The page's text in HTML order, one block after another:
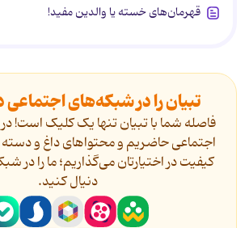
قهرمان‌های خسته یا والدین مفید!
تبیان را در شبکه‌های اجتماعی
فاصله شما با تبیان تنها یک کلیک است!
اجتماعی حاضریم و محتواهای داغ و دسته
کیفیت در اختیارتان می‌گذاریم؛ ما را در
دنیال کنید.